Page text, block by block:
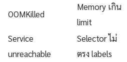
OOMKilled
Memory เกิน
limit
Service
unreachable
Selector ไม่
ตรง labels